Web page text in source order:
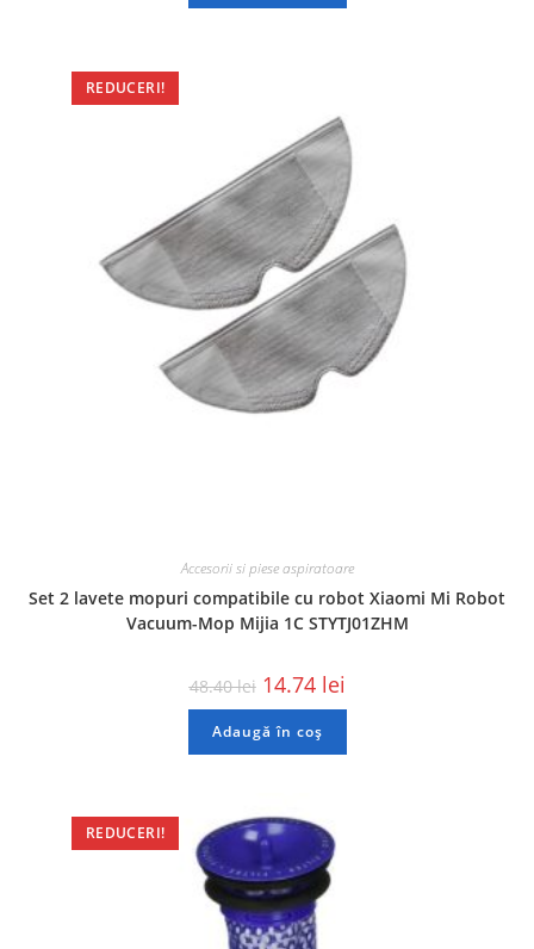
REDUCERI!
Accesorii si piese aspiratoare
Set 2 lavete mopuri compatibile cu robot Xiaomi Mi Robot
Vacuum-Mop Mijia 1C STYTJ01ZHM
48.40lei 14.74 lei
Adaugă în coș
REDUCERI!